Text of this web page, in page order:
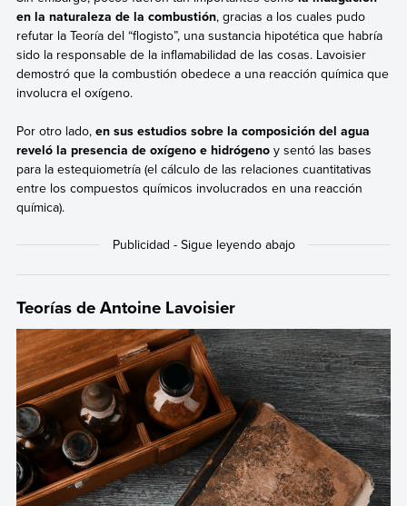
en la naturaleza de la combustión, gracias a los cuales pudo
refutar la Teoría del “flogisto”, una sustancia hipotética que habría
sido la responsable de la inflamabilidad de las cosas. Lavoisier
demostró que la combustión obedece a una reacción química que
involucra el oxígeno.
Por otro lado, en sus estudios sobre la composición del agua
reveló la presencia de oxígeno e hidrógenoy sentó las bases
para la estequiometría (el cálculo de las relaciones cuantitativas
entre los compuestos químicos involucrados en una reacción
química).
Teorías de Antoine Lavoisier